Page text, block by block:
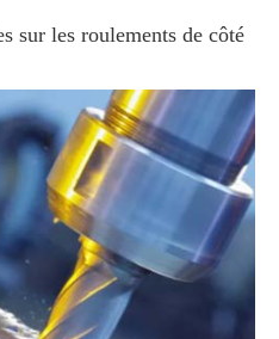
sur les roulements de côté